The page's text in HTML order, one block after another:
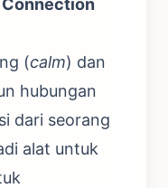
Connection
(calm) dan
hubungan
dari seorang
alat untuk